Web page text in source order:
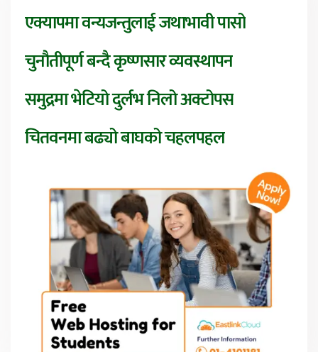
एक्यापमा वन्यजन्तुलाई जथाभावी पासो
चुनौतीपूर्ण बन्दै कृष्णसार व्यवस्थापन
समुद्रमा भेटियो दुर्लभ निलो अक्टोपस
चितवनमा बढ्यो बाघको चहलपहल